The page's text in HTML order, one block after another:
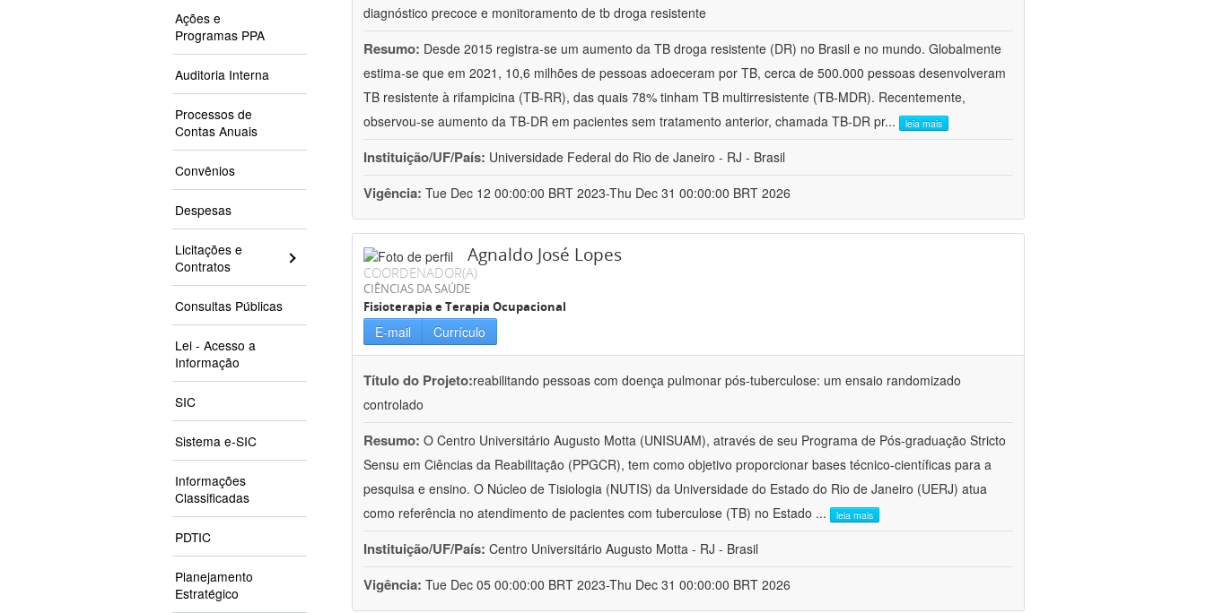
Ações e
Programas PPA
Auditoria Interna
Processos de
Contas Anuais
Convênios
Despesas
Licitações e
Contratos
Consultas Públicas
Lei - Acesso a
Informação
SIC
Sistema e-SIC
Informações
Classificadas
PDTIC
Planejamento
Estratégico
diagnóstico precoce e monitoramento de tb droga resistente
Resumo: Desde 2015 registra-se um aumento da TB droga resistente (DR) no Brasil e no mundo. Globalmente
estima-se que em 2021, 10,6 milhões de pessoas adoeceram por TB, cerca de 500.000 pessoas desenvolveram
TB resistente à rifampicina (TB-RR), das quais 78% tinham TB multirresistente (TB-MDR). Recentemente,
observou-se aumento da TB-DR em pacientes sem tratamento anterior, chamada TB-DR pr... leia mais
Instituição/UF/País: Universidade Federal do Rio de Janeiro - RJ - Brasil
Vigência: Tue Dec 12 00:00:00 BRT 2023-Thu Dec 31 00:00:00 BRT 2026
Agnaldo José Lopes
COORDENADOR(A)
CIÊNCIAS DA SAÚDE
Fisioterapia e Terapia Ocupacional
E-mail Currículo
Título do Projeto:reabilitando pessoas com doença pulmonar pós-tuberculose: um ensaio randomizado
controlado
Resumo: O Centro Universitário Augusto Motta (UNISUAM), através de seu Programa de Pós-graduação Stricto
Sensu em Ciências da Reabilitação (PPGCR), tem como objetivo proporcionar bases técnico-científicas para a
pesquisa e ensino. O Núcleo de Tisiologia (NUTIS) da Universidade do Estado do Rio de Janeiro (UERJ) atua
como referência no atendimento de pacientes com tuberculose (TB) no Estado ... leia mais
Instituição/UF/País: Centro Universitário Augusto Motta - RJ - Brasil
Vigência: Tue Dec 05 00:00:00 BRT 2023-Thu Dec 31 00:00:00 BRT 2026